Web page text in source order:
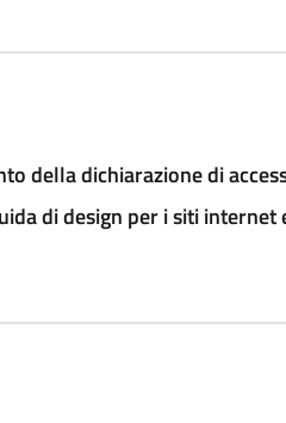
della dichiarazione di
di design per i siti internet